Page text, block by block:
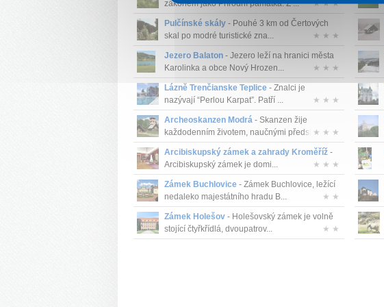
zákonem jako Přírodní památka. Z ...
★ ★ ★
Pulčínské skály - Pouhé 3 km od Čertových
skal po modré turistické zna...
★ ★ ★
Jezero Balaton - Jezero leží na hranici města
Karolinka a obce Nový Hrozen...
★ ★ ★
Lázně Trenčianske Teplice - Znalci je
nazývají “Perlou Karpat”. Patří ...
★ ★ ★
Archeoskanzen Modrá - Skanzen žije
každodenním životem, naučnými představ...★ ★ ★
Arcibiskupský zámek a zahrady Kroměříž -
Arcibiskupský zámek je domi...
★ ★ ★
Zámek Buchlovice - Zámek Buchlovice, ležící
nedaleko majestátního hradu B...
★ ★
Zámek Holešov - Holešovský zámek je volně
stojící čtyřkřídlá, dvoupatrov...
★ ★